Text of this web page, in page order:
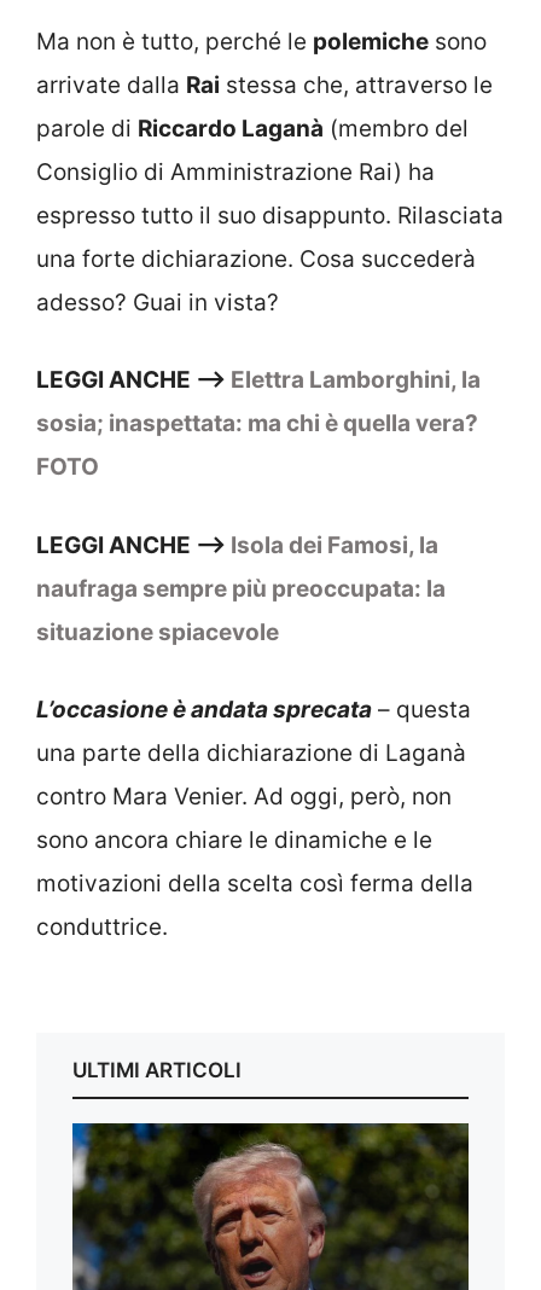
Ma non è tutto, perché le polemiche sono
arrivate dalla Rai stessa che, attraverso le
parole di Riccardo Laganà (membro del
Consiglio di Amministrazione Rai) ha
espresso tutto il suo disappunto. Rilasciata
una forte dichiarazione. Cosa succederà
adesso? Guai in vista?
LEGGI ANCHE –> Elettra Lamborghini, la
sosia; inaspettata: ma chi è quella vera?
FOTO
LEGGI ANCHE –> Isola dei Famosi, la
naufraga sempre più preoccupata: la
situazione spiacevole
L’occasione è andata sprecata – questa
una parte della dichiarazione di Laganà
contro Mara Venier. Ad oggi, però, non
sono ancora chiare le dinamiche e le
motivazioni della scelta così ferma della
conduttrice.
ULTIMI ARTICOLI